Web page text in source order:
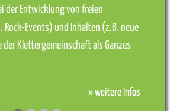
der Entwicklung von freien
Rock-Events) und Inhalten (z.B. neue
Klettergemeinschaft als Ganzes
» weitere Infos